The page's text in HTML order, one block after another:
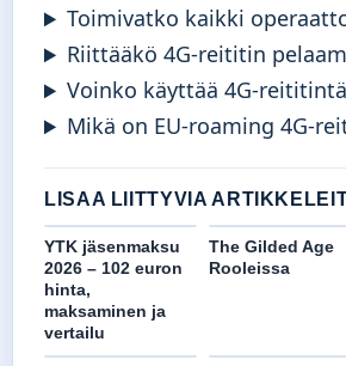
Toimivatko kaikki
Riittääkö 4G-reititin
Voinko käyttää 4G-
Mikä on EU-roaming 4G-
LISAA LIITTYVIA
YTK jäsenmaksu
2026 – 102 euron
hinta,
maksaminen ja
vertailu
The Gilded Age
Rooleissa